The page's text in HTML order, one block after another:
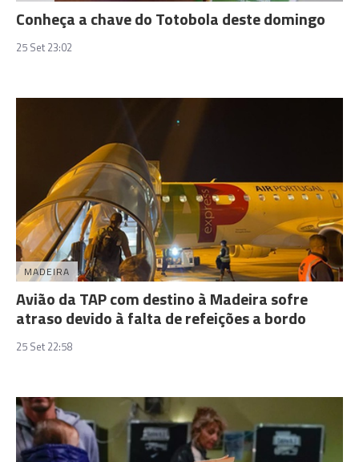
Conheça a chave do Totobola deste domingo
25 Set 23:02
MADEIRA
Avião da TAP com destino à Madeira sofre
atraso devido à falta de refeições a bordo
25 Set 22:58